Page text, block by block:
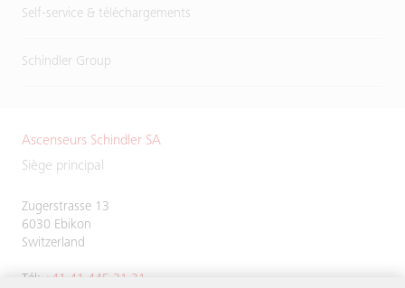
Self-service & téléchargements
Schindler Group
Ascenseurs Schindler SA
Siège principal
Zugerstrasse 13
6030 Ebikon
Switzerland
Tél: +41 41 445 31 31